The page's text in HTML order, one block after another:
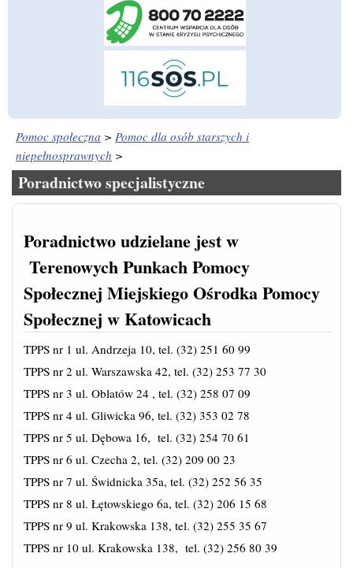
Pomoc społeczna > Pomoc dla osób starszych i
niepełnosprawnych >
Poradnictwo specjalistyczne
Poradnictwo udzielane jest w
Terenowych Punkach Pomocy
Społecznej Miejskiego Ośrodka Pomocy
Społecznej w Katowicach
TPPS nr 1 ul. Andrzeja 10, tel. (32) 251 60 99
TPPS nr 2 ul. Warszawska 42, tel. (32) 253 77 30
TPPS nr 3 ul. Oblatów 24 , tel. (32) 258 07 09
TPPS nr 4 ul. Gliwicka 96, tel. (32) 353 02 78
TPPS nr 5 ul. Dębowa 16, tel. (32) 254 70 61
TPPS nr 6 ul. Czecha 2, tel. (32) 209 00 23
TPPS nr 7 ul. Świdnicka 35a, tel. (32) 252 56 35
TPPS nr 8 ul. Łętowskiego 6a, tel. (32) 206 15 68
TPPS nr 9 ul. Krakowska 138, tel. (32) 255 35 67
TPPS nr 10 ul. Krakowska 138, tel. (32) 256 80 39